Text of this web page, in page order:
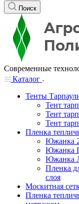
Поиск
Современные
Каталог
Тенты
Тент
Тент
Тент
Пленка
Южанка
Южанка
Южанка
Пленка
слоя
Москитная
Пленка